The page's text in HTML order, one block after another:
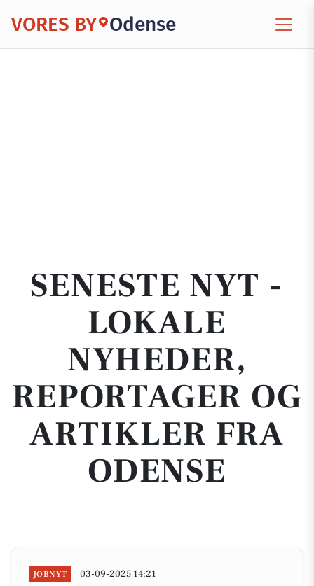
VORES BY Odense
SENESTE NYT -
LOKALE
NYHEDER,
REPORTAGER OG
ARTIKLER FRA
ODENSE
JOBNYT 03-09-2025 14:21